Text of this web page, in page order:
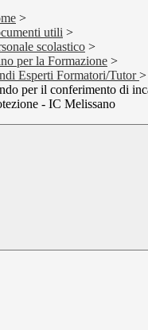
>
utili >
scolastico >
per la Formazione >
Esperti Formatori/Tutor>
per il conferimento di
- IC Melissano